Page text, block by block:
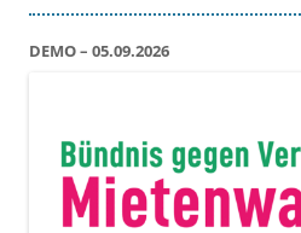
DEMO – 05.09.2026